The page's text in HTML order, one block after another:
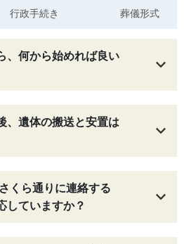
行政手続き 葬儀形式
、何から始めれば良い
、遺体の搬送と安置は
くら通りに連絡する
していますか？